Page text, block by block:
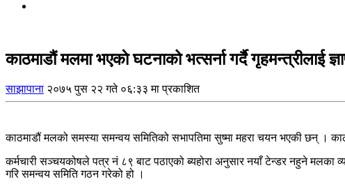
काठमाडौं मलमा भएकाे घटनाको भत्सर्ना गर्दै गृहमन्त्रीलाई
साझापाना २०७५ पुस २२ गते ०६:३३ मा प्रकाशित
काठमाडौं मलको समस्या समन्वय समितिको सभापतिमा सुष्मा महरा चयन भएकी छन् ।
कर्मचारी सञ्चयकोषले पत्र नं ८९ बाट पठाएको ब्यहोरा अनुसार नयाँ टेन्डर नहुने मलका
गरि समन्वय समिति गठन गरेको हो ।